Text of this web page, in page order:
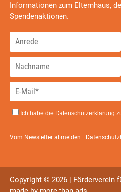
Informationen zum Elternhaus,
Spendenaktionen.
Ich habe die Datenschutzerklärung
Vom Newsletter abmelden
Copyright © 2026 | Förderverein